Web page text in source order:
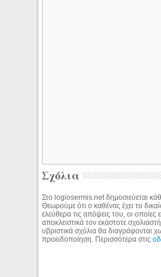
Σχόλια
Στο logiosermis.net δημοσιεύεται
Θεωρούμε ότι ο καθένας έχει το
ελεύθερα τις απόψεις του, οι οποίες
αποκλειστικά τον εκάστοτε
υβριστικά σχόλια θα διαγράφονται
προειδοποίηση. Περισσότερα στις